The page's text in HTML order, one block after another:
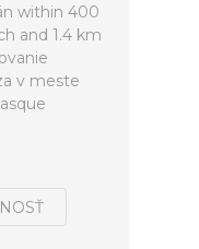
within 400
and 1.4 km
v meste